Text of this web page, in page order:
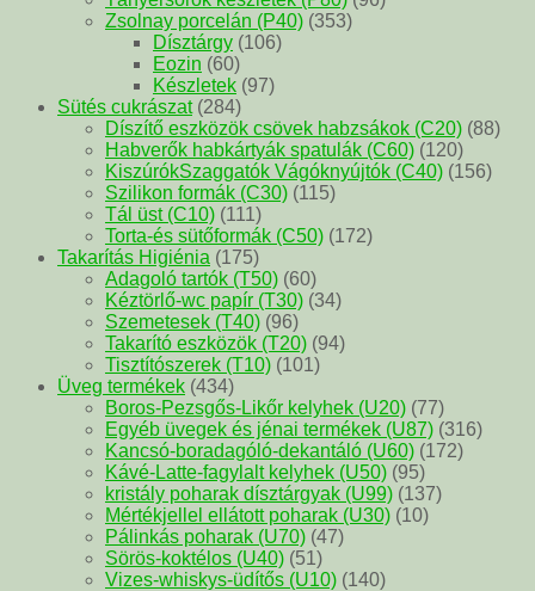
Zsolnay porcelán (P40) (353)
Dísztárgy (106)
Eozin (60)
Készletek (97)
Sütés cukrászat (284)
Díszítő eszközök csövek habzsákok (C20) (88)
Habverők habkártyák spatulák (C60) (120)
KiszúrókSzaggatók Vágóknyújtók (C40) (156)
Szilikon formák (C30) (115)
Tál üst (C10) (111)
Torta-és sütőformák (C50) (172)
Takarítás Higiénia (175)
Adagoló tartók (T50) (60)
Kéztörlő-wc papír (T30) (34)
Szemetesek (T40) (96)
Takarító eszközök (T20) (94)
Tisztítószerek (T10) (101)
Üveg termékek (434)
Boros-Pezsgős-Likőr kelyhek (U20) (77)
Egyéb üvegek és jénai termékek (U87) (316)
Kancsó-boradagóló-dekantáló (U60) (172)
Kávé-Latte-fagylalt kelyhek (U50) (95)
kristály poharak dísztárgyak (U99) (137)
Mértékjellel ellátott poharak (U30) (10)
Pálinkás poharak (U70) (47)
Sörös-koktélos (U40) (51)
Vizes-whiskys-üdítős (U10) (140)